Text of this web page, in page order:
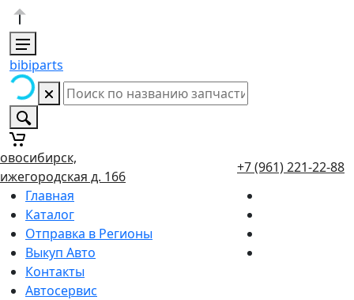
bibiparts
д. 166
+7 (961) 221-22-88
Главная
Каталог
Отправка в Регионы
Выкуп Авто
Контакты
Автосервис